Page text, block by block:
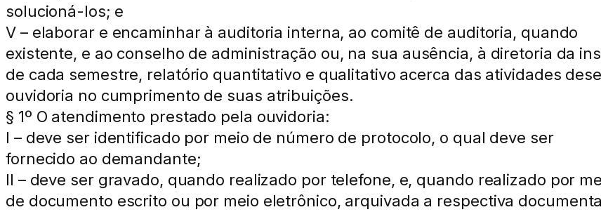
solucioná-los; e
V – elaborar e encaminhar à auditoria interna, ao comitê de auditoria, quando
existente, e ao conselho de administração ou, na sua ausência, à diretoria da
de cada semestre, relatório quantitativo e qualitativo acerca das atividades
ouvidoria no cumprimento de suas atribuições.
§ 1º O atendimento prestado pela ouvidoria:
I – deve ser identificado por meio de número de protocolo, o qual deve ser
fornecido ao demandante;
II – deve ser gravado, quando realizado por telefone, e, quando realizado por
de documento escrito ou por meio eletrônico, arquivada a respectiva